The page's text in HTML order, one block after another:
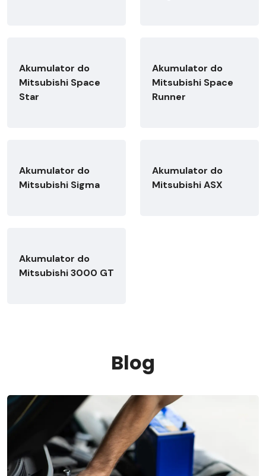
Akumulator do
Mitsubishi Space
Star
Akumulator do
Mitsubishi Space
Runner
Akumulator do
Mitsubishi Sigma
Akumulator do
Mitsubishi ASX
Akumulator do
Mitsubishi 3000 GT
Blog